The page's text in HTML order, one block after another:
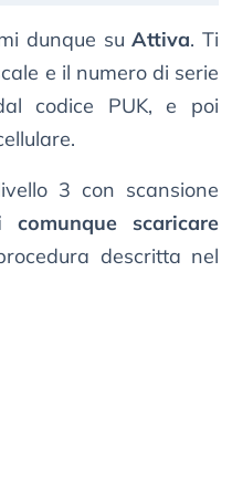
dunque suAttiva. Ti
e il numero di serie
codice PUK, e poi
3 con scansione
comunque scaricare
descritta nel